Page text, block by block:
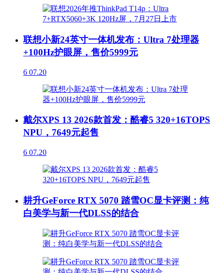
联想小新24英寸一体机发布：Ultra 7处理器
+100Hz护眼屏，售价5999元
6 07.20
戴尔XPS 13 2026款首发：酷睿5 320+16TOPS
NPU，7649元起售
6 07.20
耕升GeForce RTX 5070 踏雪OC显卡评测：纯
白美学与新一代DLSS的结合